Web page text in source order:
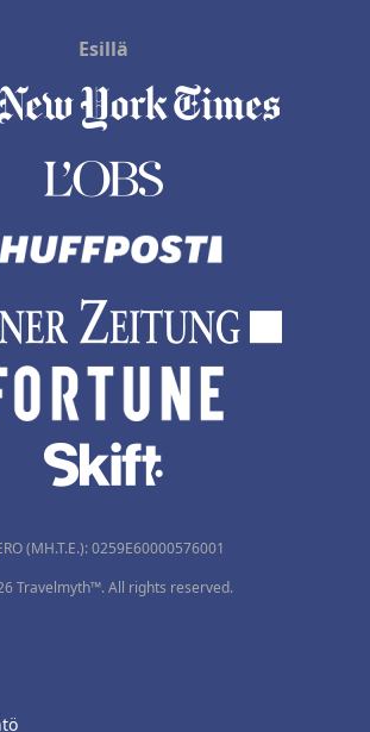
Esillä
(MH.T.E.): 0259Ε60000576001
Travelmyth™. All rights reserved.